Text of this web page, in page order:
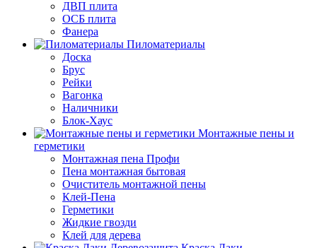
ДВП плита
ОСБ плита
Фанера
Пиломатериалы
Доска
Брус
Рейки
Вагонка
Наличники
Блок-Хаус
Монтажные пены и
герметики
Монтажная пена Профи
Пена монтажная бытовая
Очиститель монтажной пены
Клей-Пена
Герметики
Жидкие гвозди
Клей для дерева